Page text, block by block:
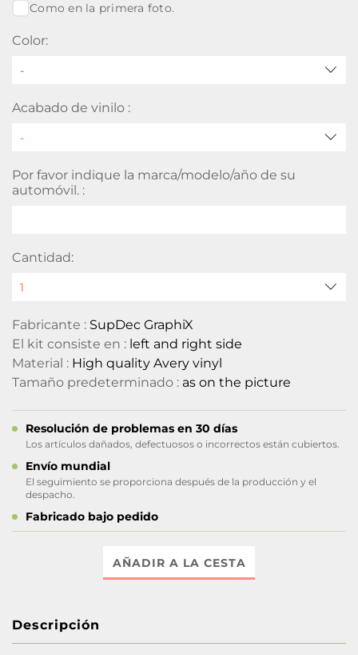
Como en la primera foto.
Color:
-
Acabado de vinilo :
Por favor indique la marca/modelo/año de su
automóvil. :
Cantidad:
Fabricante : SupDec GraphiX
El kit consiste en : left and right side
Material : High quality Avery vinyl
Tamaño predeterminado : as on the picture
Resolución de problemas en 30 días
Los artículos dañados, defectuosos o incorrectos están cubiertos.
Envío mundial
El seguimiento se proporciona después de la producción y el
despacho.
Fabricado bajo pedido
AÑADIR A LA CESTA
Descripción